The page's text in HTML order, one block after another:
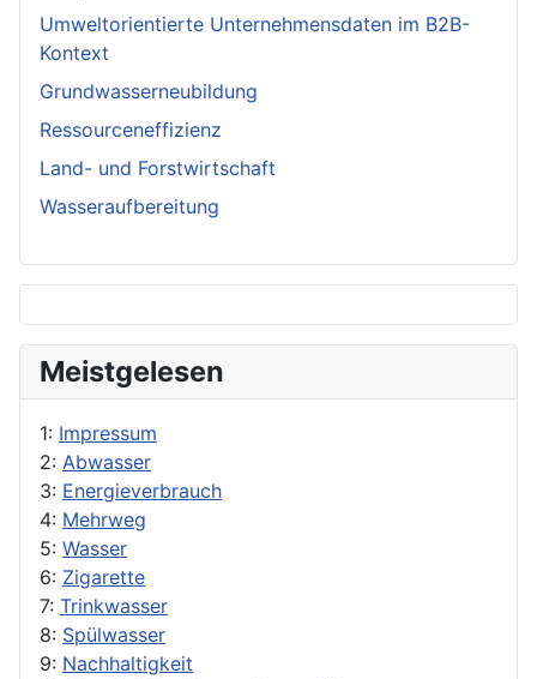
Umweltorientierte Unternehmensdaten im B2B-
Kontext
Grundwasserneubildung
Ressourceneffizienz
Land- und Forstwirtschaft
Wasseraufbereitung
Meistgelesen
1: Impressum
2: Abwasser
3: Energieverbrauch
4: Mehrweg
5: Wasser
6: Zigarette
7: Trinkwasser
8: Spülwasser
9: Nachhaltigkeit